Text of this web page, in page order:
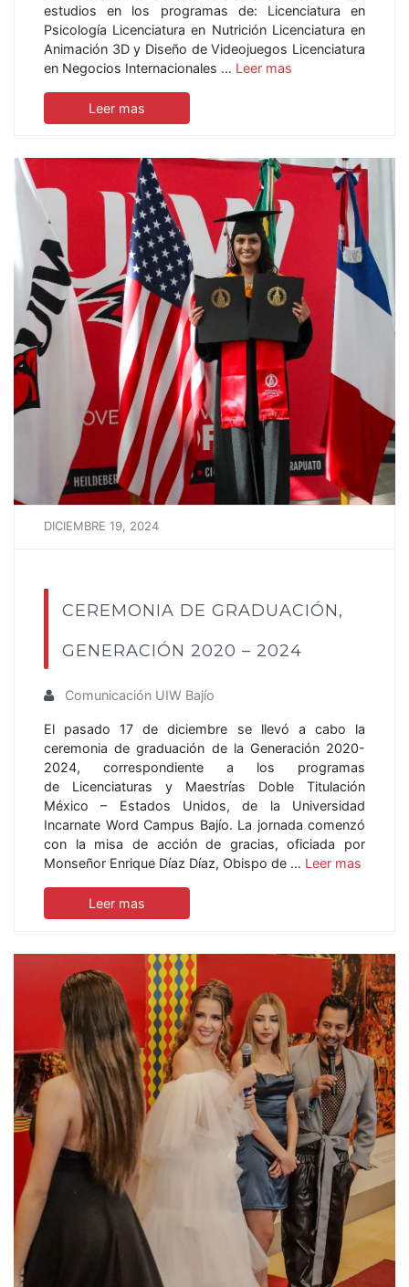
estudios en los programas de: Licenciatura en
Psicología Licenciatura en Nutrición Licenciatura en
Animación 3D y Diseño de Videojuegos Licenciatura
en Negocios Internacionales … Leer mas
Leer mas
DICIEMBRE 19, 2024
CEREMONIA DE GRADUACIÓN,
GENERACIÓN 2020 – 2024
Comunicación UIW Bajío
El pasado 17 de diciembre se llevó a cabo la
ceremonia de graduación de la Generación 2020-
2024, correspondiente a los programas
de Licenciaturas y Maestrías Doble Titulación
México – Estados Unidos, de la Universidad
Incarnate Word Campus Bajío. La jornada comenzó
con la misa de acción de gracias, oficiada por
Monseñor Enrique Díaz Díaz, Obispo de … Leer mas
Leer mas